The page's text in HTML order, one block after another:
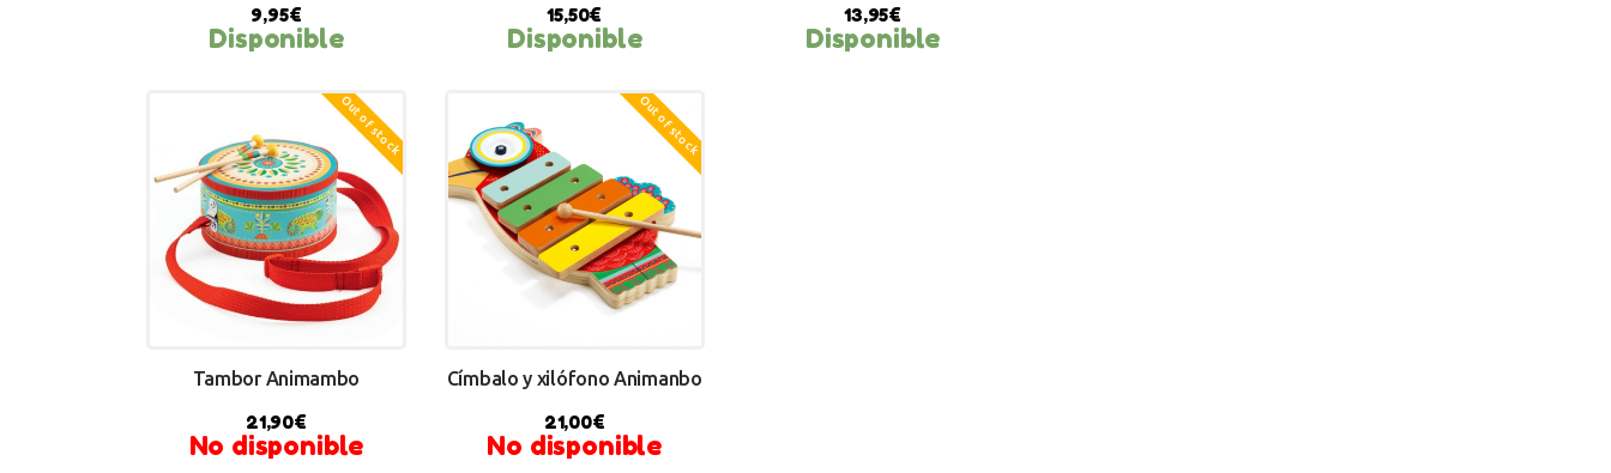
9,95€
Disponible
15,50€
Disponible
13,95€
Disponible
Out of stock
Tambor Animambo
21,90€
No disponible
Out of stock
Címbalo y xilófono Animanbo
21,00€
No disponible